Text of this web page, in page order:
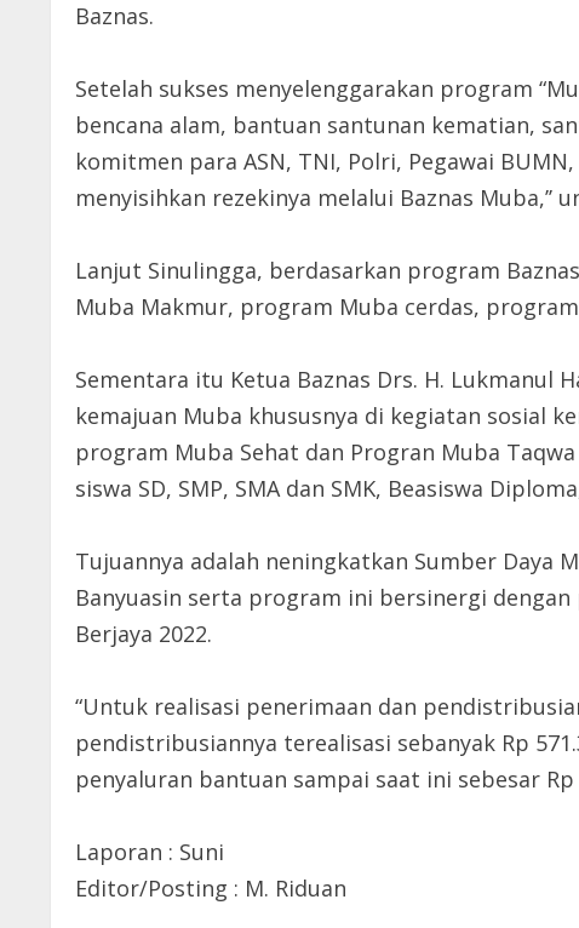
Baznas.
Setelah sukses menyelenggarakan program
bencana alam, bantuan santunan kematian,
komitmen para ASN, TNI, Polri, Pegawai
menyisihkan rezekinya melalui Baznas
Lanjut Sinulingga, berdasarkan program
Muba Makmur, program Muba cerdas,
Sementara itu Ketua Baznas Drs. H.
kemajuan Muba khususnya di kegiatan sosial
program Muba Sehat dan Progran Muba
siswa SD, SMP, SMA dan SMK, Beasiswa
Tujuannya adalah neningkatkan Sumber Daya
Banyuasin serta program ini bersinergi
Berjaya 2022.
“Untuk realisasi penerimaan dan
pendistribusiannya terealisasi sebanyak Rp
penyaluran bantuan sampai saat ini sebesar Rp
Laporan : Suni
Editor/Posting : M. Riduan